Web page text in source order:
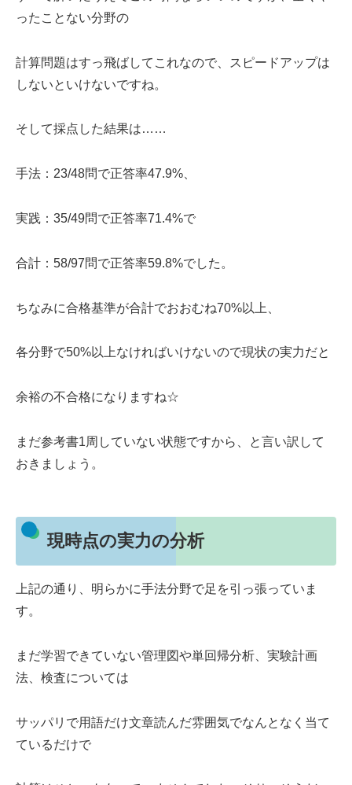
ったことない分野の
計算問題はすっ飛ばしてこれなので、スピードアップは
しないといけないですね。
そして採点した結果は……
手法：23/48問で正答率47.9%、
実践：35/49問で正答率71.4%で
合計：58/97問で正答率59.8%でした。
ちなみに合格基準が合計でおおむね70%以上、
各分野で50%以上なければいけないので現状の実力だと
余裕の不合格になりますね☆
まだ参考書1周していない状態ですから、と言い訳して
おきましょう。
現時点の実力の分析
上記の通り、明らかに手法分野で足を引っ張っていま
す。
まだ学習できていない管理図や単回帰分析、実験計画
法、検査については
サッパリで用語だけ文章読んだ雰囲気でなんとなく当て
ているだけで